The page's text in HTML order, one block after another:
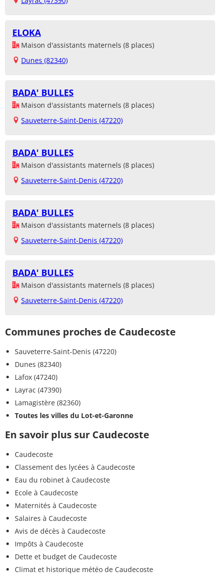
ELOKA
Maison d'assistants maternels (8 places)
Dunes (82340)
BADA' BULLES
Maison d'assistants maternels (8 places)
Sauveterre-Saint-Denis (47220)
BADA' BULLES
Maison d'assistants maternels (8 places)
Sauveterre-Saint-Denis (47220)
BADA' BULLES
Maison d'assistants maternels (8 places)
Sauveterre-Saint-Denis (47220)
BADA' BULLES
Maison d'assistants maternels (8 places)
Sauveterre-Saint-Denis (47220)
Communes proches de Caudecoste
Sauveterre-Saint-Denis (47220)
Dunes (82340)
Lafox (47240)
Layrac (47390)
Lamagistère (82360)
Toutes les villes du Lot-et-Garonne
En savoir plus sur Caudecoste
Caudecoste
Classement des lycées à Caudecoste
Eau du robinet à Caudecoste
Ecole à Caudecoste
Maternités à Caudecoste
Salaires à Caudecoste
Avis de décès à Caudecoste
Impôts à Caudecoste
Dette et budget de Caudecoste
Climat et historique météo de Caudecoste